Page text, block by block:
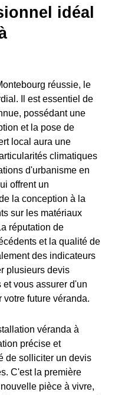
idéal
réussie, le
Il est essentiel de
possédant une
et la pose de
local aura une
climatiques
d'urbanisme en
offrent un
la conception à la
sur les matériaux
réputation de
et la qualité de
des indicateurs
plusieurs devis
vous assurer d'un
future véranda.
véranda à
précise et
de solliciter un devis
C'est la première
pièce à vivre,